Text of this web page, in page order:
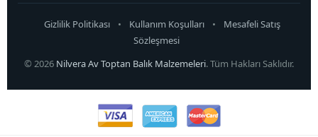
Gizlilik Politikası • Kullanım Koşulları •
Mesafeli Satış
Sözleşmesi
© 2026 Nilvera Av Toptan Balık Malzemeleri. Tüm Hakları Saklıdır.